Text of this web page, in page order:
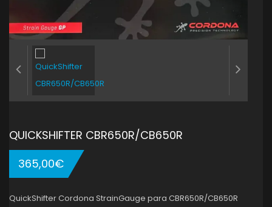
QUICKSHIFTER CBR650R/CB650R
365,00€
QuickShifter Cordona StrainGauge para CBR650R/CB650R